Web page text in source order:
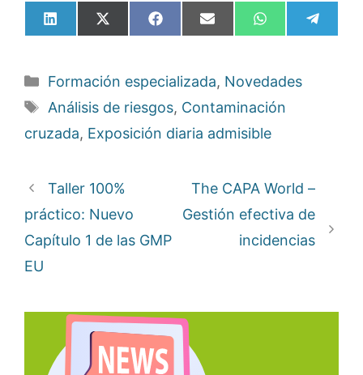
Compartir
en
Compartir
en
Compartir
en
Compartir
en
Compartir
en
en
Categorías
Formación especializada, Novedades
Etiquetas
Análisis de riesgos, Contaminación
cruzada, Exposición diaria admisible
Taller 100%
práctico: Nuevo
Capítulo 1 de las GMP
EU
The CAPA World –
Gestión efectiva de
incidencias